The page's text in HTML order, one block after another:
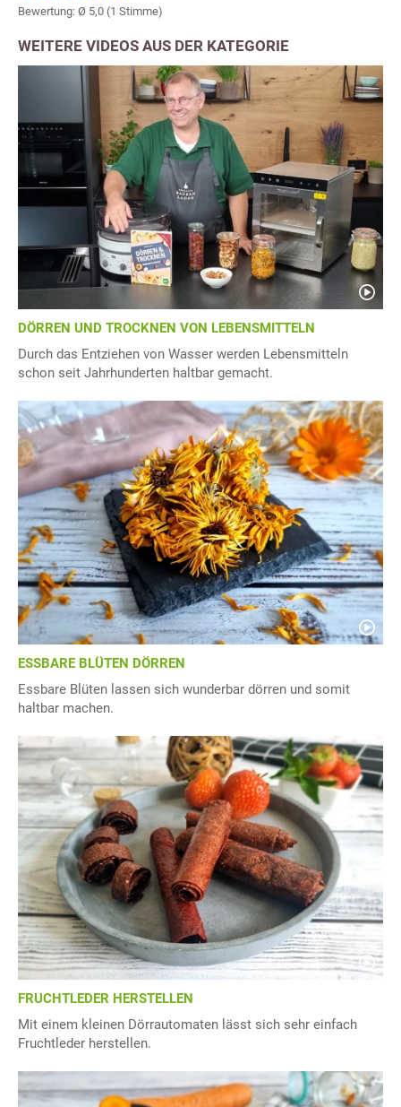
Bewertung: Ø 5,0 (1 Stimme)
WEITERE VIDEOS AUS DER KATEGORIE
DÖRREN UND TROCKNEN VON LEBENSMITTELN
Durch das Entziehen von Wasser werden Lebensmitteln
schon seit Jahrhunderten haltbar gemacht.
ESSBARE BLÜTEN DÖRREN
Essbare Blüten lassen sich wunderbar dörren und somit
haltbar machen.
FRUCHTLEDER HERSTELLEN
Mit einem kleinen Dörrautomaten lässt sich sehr einfach
Fruchtleder herstellen.